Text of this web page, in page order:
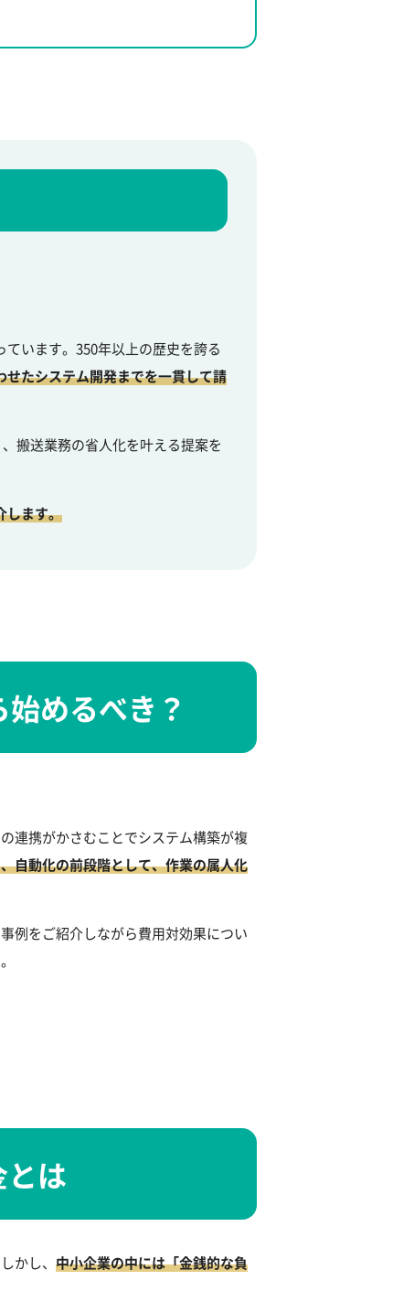
います。350年以上の歴史を誇る
たシステム開発までを一貫して請
搬送業務の省人化を叶える提案を
します。
めるべき？
連携がかさむことでシステム構築が複
自動化の前段階として、作業の属人化
例をご紹介しながら費用対効果につい
は
かし、 中小企業の中には「金銭的な負